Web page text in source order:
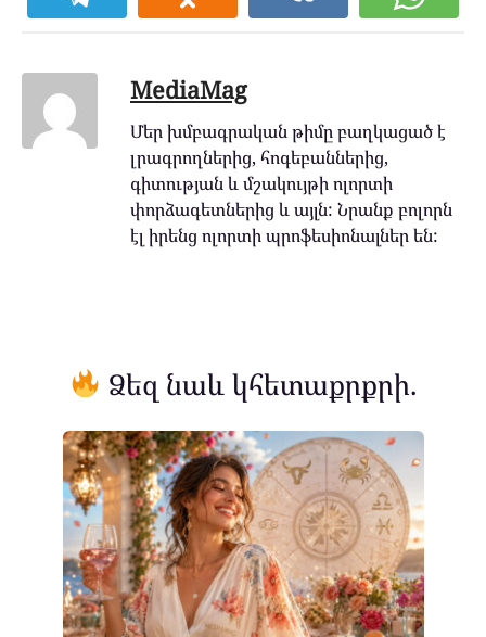
MediaMag
Մեր խմբագրական թիմը բաղկացած է
լրագրողներից, հոգեբաններից,
գիտության և մշակույթի ոլորտի
փորձագետներից և այլն: Նրանք բոլորն
էլ իրենց ոլորտի պրոֆեսիոնալներ են:
Ձեզ նաև կհետաքրքրի.